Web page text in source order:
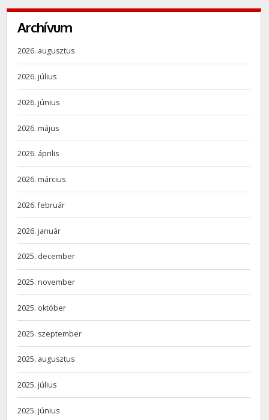
Archívum
2026. augusztus
2026. július
2026. június
2026. május
2026. április
2026. március
2026. február
2026. január
2025. december
2025. november
2025. október
2025. szeptember
2025. augusztus
2025. július
2025. június